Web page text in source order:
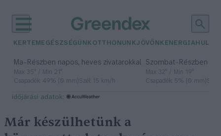
KERTEM EGÉSZSÉGÜNK OTTHONUNKJÖVŐNK ENERGIA
Ma– Részben napos, heves zivatarokkal
Max 35° / Min 21°
Csapadék: 49% (0 mm)Szél: 15 km/h
Szombat– Részben
Max 32° / Min 19°
Csapadék: 5% (0 mm)
időjárási adatok:
Már készülhetünk a